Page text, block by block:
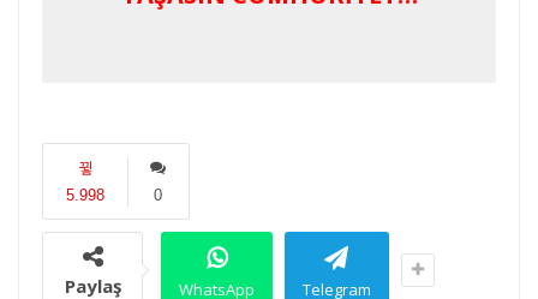
0
5.998
Paylaş WhatsApp Telegram